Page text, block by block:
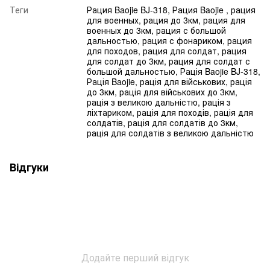
Теги
Рация Baojie BJ-318, Рация Baojie , рация
для военных, рация до 3км, рация для
военных до 3км, рация с большой
дальностью, рация с фонариком, рация
для походов, рация для солдат, рация
для солдат до 3км, рация для солдат с
большой дальностью, Рація Baojie BJ-318,
Рація Baojie, рація для військових, рація
до 3км, рація для військових до 3км,
рація з великою дальністю, рація з
ліхтариком, рація для походів, рація для
солдатів, рація для солдатів до 3км,
рація для солдатів з великою дальністю
Відгуки
Додайте перший відгук